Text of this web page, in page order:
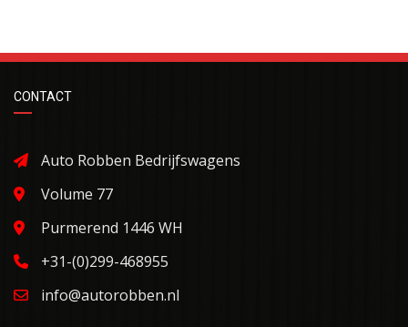
CONTACT
Auto Robben Bedrijfswagens
Volume 77
Purmerend 1446 WH
+31-(0)299-468955
info@autorobben.nl